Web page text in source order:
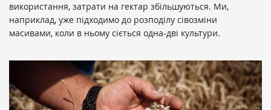
використання, затрати на гектар збільшуються. Ми,
наприклад, уже підходимо до розподілу сівозміни
масивами, коли в ньому сіється одна-дві культури.